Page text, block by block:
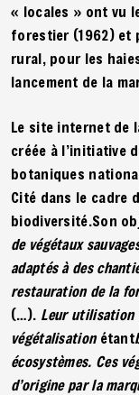
« locales » ont vu
forestier (1962) et
rural, pour les
lancement de la
Le site internet de
créée à l’initiative
botaniques
Cité dans le cadre
biodiversité.Son
de végétaux
adaptés à des
restauration de la
(…). Leur utilisation
végétalisationétant
écosystèmes. Ces
d’origine par la